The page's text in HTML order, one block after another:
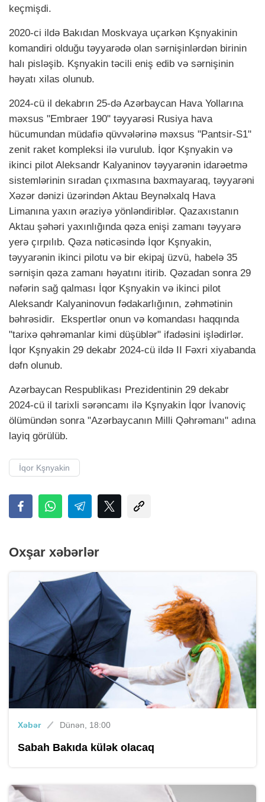
keçmişdi.
2020-ci ildə Bakıdan Moskvaya uçarkən Kşnyakinin
komandiri olduğu təyyarədə olan sərnişinlərdən birinin
halı pisləşib. Kşnyakin təcili eniş edib və sərnişinin
həyatı xilas olunub.
2024-cü il dekabrın 25-də Azərbaycan Hava Yollarına
məxsus "Embraer 190" təyyarəsi Rusiya hava
hücumundan müdafiə qüvvələrinə məxsus "Pantsir-S1"
zenit raket kompleksi ilə vurulub. İqor Kşnyakin və
ikinci pilot Aleksandr Kalyaninov təyyarənin idarəetmə
sistemlərinin sıradan çıxmasına baxmayaraq, təyyarəni
Xəzər dənizi üzərindən Aktau Beynəlxalq Hava
Limanına yaxın əraziyə yönləndiriblər. Qazaxıstanın
Aktau şəhəri yaxınlığında qəza enişi zamanı təyyarə
yerə çırpılıb. Qəza nəticəsində İqor Kşnyakin,
təyyarənin ikinci pilotu və bir ekipaj üzvü, habelə 35
sərnişin qəza zamanı həyatını itirib. Qəzadan sonra 29
nəfərin sağ qalması İqor Kşnyakin və ikinci pilot
Aleksandr Kalyaninovun fədakarlığının, zəhmətinin
bəhrəsidir. Ekspertlər onun və komandası haqqında
"tarixə qəhrəmanlar kimi düşüblər" ifadəsini işlədirlər.
İqor Kşnyakin 29 dekabr 2024-cü ildə II Fəxri xiyabanda
dəfn olunub.
Azərbaycan Respublikası Prezidentinin 29 dekabr
2024-cü il tarixli sərəncamı ilə Kşnyakin İqor İvanoviç
ölümündən sonra "Azərbaycanın Milli Qəhrəmanı" adına
layiq görülüb.
İqor Kşnyakin
Oxşar xəbərlər
Xəbər Dünən, 18:00
Sabah Bakıda külək olacaq